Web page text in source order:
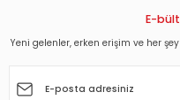
Görüş ve önerileriniz için
Ürün açıklamasında
E-
Yeni gelenler, erken erişim ve her